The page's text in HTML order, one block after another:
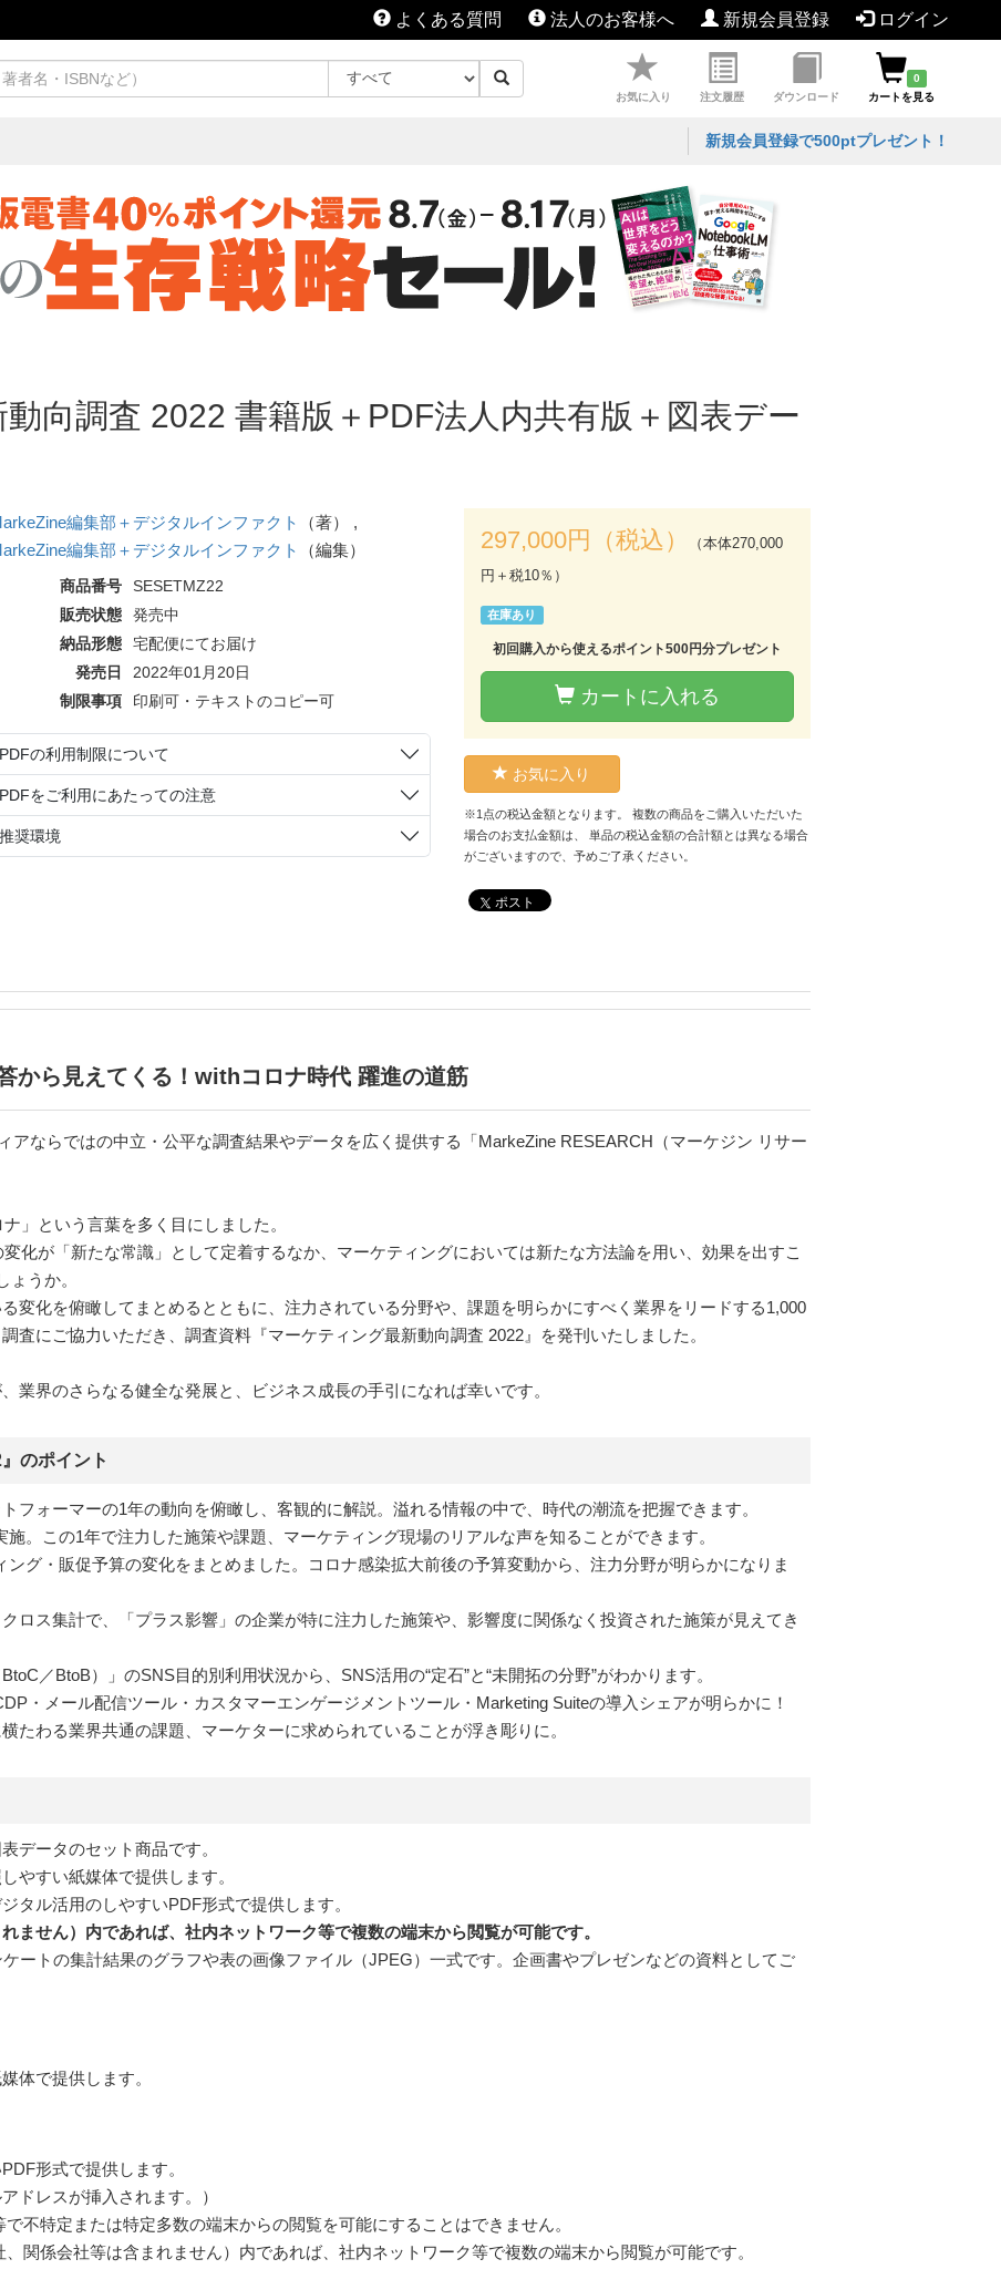
よくある質問 法人のお客様へ 新規会員登録 ログイン
お気に入り 注文履歴 ダウンロード
0
カートを見る
新規会員登録で500ptプレゼント！
向調査 2022 書籍版＋PDF法人内共有版＋図表デー
編集部＋デジタルインファクト
（著） ,
編集部＋デジタルインファクト
（編集）
商品番号
SESETMZ22
販売状態
発売中
納品形態
宅配便にてお届け
発売日
2022年01月20日
制限事項
印刷可・テキストのコピー可
PDFの利用制限について
PDFをご利用にあたっての注意
推奨環境
297,000円（税込）
（本体270,000
円＋税10％）
在庫あり
初回購入から使えるポイント500円分プレゼント
カートに入れる
お気に入り
※1点の税込金額となります。 複数の商品をご購入いただいた
場合のお支払金額は、 単品の税込金額の合計額とは異なる場合
がございますので、予めご了承ください。
ポスト
から見えてくる！withコロナ時代 躍進の道筋
アならではの中立・公平な調査結果やデータを広く提供する「MarkeZine RESEARCH（マーケジン リサー
」という言葉を多く目にしました。
化が「新たな常識」として定着するなか、マーケティングにおいては新たな方法論を用い、効果を出すこ
うか。
変化を俯瞰してまとめるとともに、注力されている分野や、課題を明らかにすべく業界をリードする1,000
査にご協力いただき、調査資料『マーケティング最新動向調査 2022』を発刊いたしました。
業界のさらなる健全な発展と、ビジネス成長の手引になれば幸いです。
のポイント
フォーマーの1年の動向を俯瞰し、客観的に解説。溢れる情報の中で、時代の潮流を把握できます。
施。この1年で注力した施策や課題、マーケティング現場のリアルな声を知ることができます。
ング・販促予算の変化をまとめました。コロナ感染拡大前後の予算変動から、注力分野が明らかになりま
ロス集計で、「プラス影響」の企業が特に注力した施策や、影響度に関係なく投資された施策が見えてき
／BtoB）」のSNS目的別利用状況から、SNS活用の“定石”と“未開拓の分野”がわかります。
・メール配信ツール・カスタマーエンゲージメントツール・Marketing Suiteの導入シェアが明らかに！
たわる業界共通の課題、マーケターに求められていることが浮き彫りに。
データのセット商品です。
やすい紙媒体で提供します。
タル活用のしやすいPDF形式で提供します。
ません）内であれば、社内ネットワーク等で複数の端末から閲覧が可能です。
ートの集計結果のグラフや表の画像ファイル（JPEG）一式です。企画書やプレゼンなどの資料としてご
体で提供します。
形式で提供します。
ドレスが挿入されます。）
不特定または特定多数の端末からの閲覧を可能にすることはできません。
関係会社等は含まれません）内であれば、社内ネットワーク等で複数の端末から閲覧が可能です。